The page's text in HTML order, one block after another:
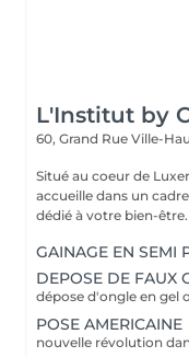
L'Institut by
60, Grand Rue Ville-
Situé au coeur de
accueille dans un
GAINAGE EN SEMI
DEPOSE DE FAUX
POSE AMERICAINE